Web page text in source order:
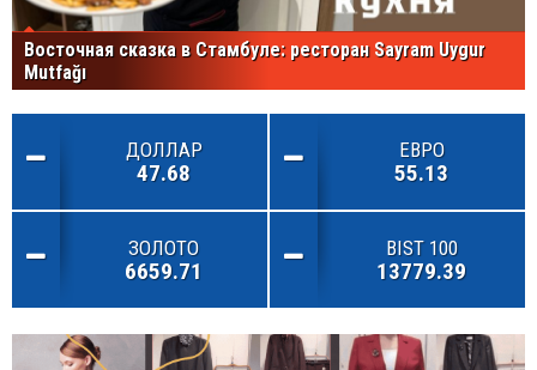
Восточная сказка в Стамбуле: ресторан Sayram Uygur
Mutfağı
ДОЛЛАР
47.68
ЕВРО
55.13
ЗОЛОТО
6659.71
BIST 100
13779.39